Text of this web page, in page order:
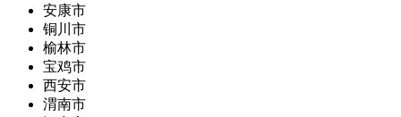
安康市
铜川市
榆林市
宝鸡市
西安市
渭南市